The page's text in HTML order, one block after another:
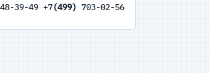
39-49 +7(499) 703-02-56